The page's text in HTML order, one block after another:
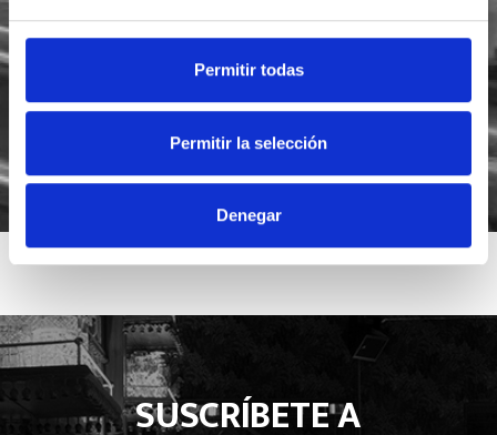
Permitir todas
Permitir la selección
Denegar
Acepto recibir novedades deFoodsat
SUSCRÍBETE A